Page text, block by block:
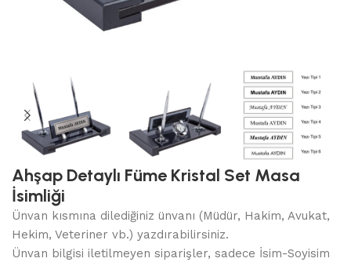
Ahşap Detaylı Füme Kristal Set Masa
İsimliği
Ünvan kısmına dilediğiniz ünvanı (Müdür, Hakim, Avukat,
Hekim, Veteriner vb.) yazdırabilirsiniz.
Ünvan bilgisi iletilmeyen siparişler, sadece İsim-Soyisim